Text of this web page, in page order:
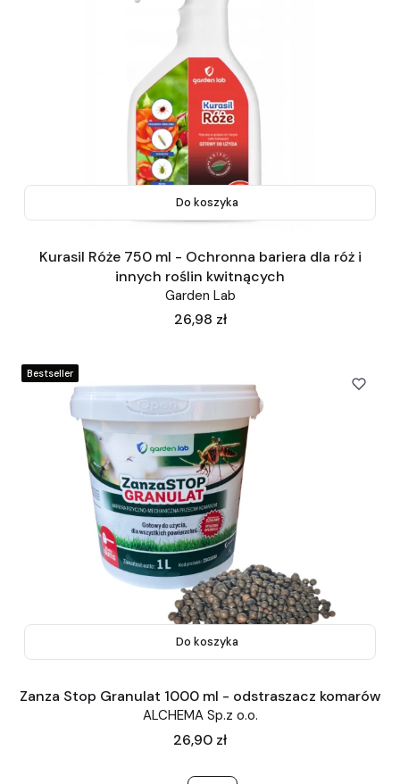
Do koszyka
Kurasil Róże 750 ml - Ochronna bariera dla róż i
innych roślin kwitnących
Garden Lab
Cena
26,98 zł
Bestseller
Do koszyka
Zanza Stop Granulat 1000 ml - odstraszacz komarów
ALCHEMA Sp.z o.o.
Cena
26,90 zł